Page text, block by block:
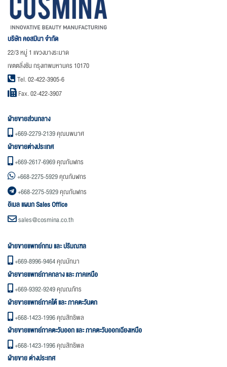
บริษัท คอสมินา จำกัด
22/3 หมู่ 1 แขวงบางระมาด
เขตตลิ่งชัน กรุงเทพมหานคร 10170
Tel. 02-422-3905-6
Fax. 02-422-3907
ฝ่ายขายส่วนกลาง
+669-2279-2139คุณนพมาศ
ฝ่ายขายต่างประเทศ
+669-2617-6969คุณกันฬกร
+668-2275-5929คุณกันฬกร
+668-2275-5929คุณกันฬกร
อิเมล แผนก Sales Office
sales@cosmina.co.th
ฝ่ายขายแพทย์กทม และ ปริมณฑล
+669-8996-9464คุณมัทนา
ฝ่ายขายแพทย์ภาคกลาง และ ภาคเหนือ
+669-9392-9249คุณณภัทร
ฝ่ายขายแพทย์ภาคใต้ และ ภาคตะวันตก
+668-1423-1996คุณสิทธิพล
ฝ่ายขายแพทย์ภาคตะวันออก และ ภาคตะวันออกเฉียงเหนือ
+668-1423-1996คุณสิทธิพล
ฝ่ายขาย ต่างประเทศ